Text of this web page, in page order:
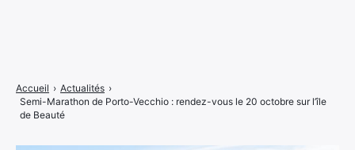
Accueil › Actualités ›
Semi-Marathon de Porto-Vecchio : rendez-vous le 20 octobre sur l’île
de Beauté
de